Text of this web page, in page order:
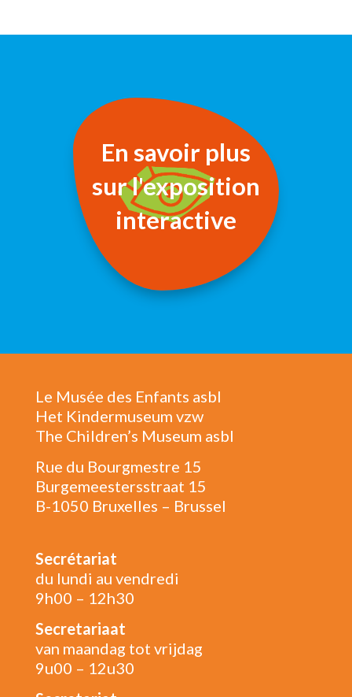
En savoir plus
sur l'exposition
interactive
Le Musée des Enfants asbl
Het Kindermuseum vzw
The Children’s Museum asbl
Rue du Bourgmestre 15
Burgemeestersstraat 15
B-1050 Bruxelles – Brussel
Secrétariat
du lundi au vendredi
9h00 – 12h30
Secretariaat
van maandag tot vrijdag
9u00 – 12u30